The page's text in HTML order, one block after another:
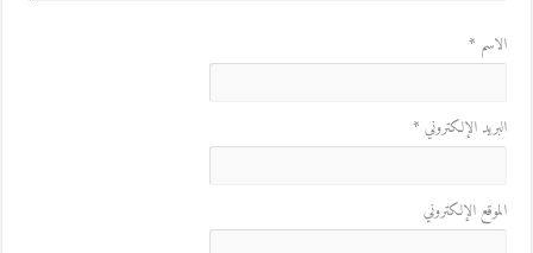
الاسم *
البريد الإلكتروني *
الموقع الإلكتروني